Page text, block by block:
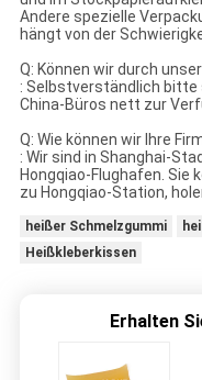
Andere spezielle
hängt von der
Q: Können wir durch
: Selbstverständlich bitte
China-Büros nett zur
Q: Wie können wir Ihre
: Wir sind in Shanghai-
Hongqiao-Flughafen. Sie
zu Hongqiao-Station,
heißer Schmelzgummi
Heißkleberkissen
Erhalten